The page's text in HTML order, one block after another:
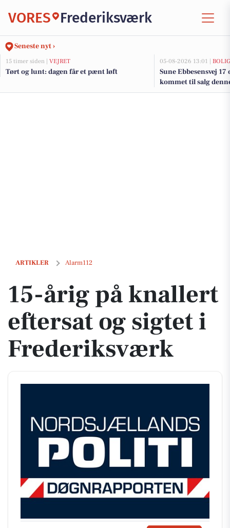
VORES Frederiksværk
Seneste nyt ›
15 timer siden | VEJRET
Tørt og lunt: dagen får et pænt løft
05-08-2026 13:01 |
Sune Ebbesensvej
kommet til salg
se boligerne her.
ARTIKLER Alarm112
15-årig på knallert eftersat og sigtet i Frederiksværk
15-årig på knallert
eftersat og sigtet i
Frederiksværk